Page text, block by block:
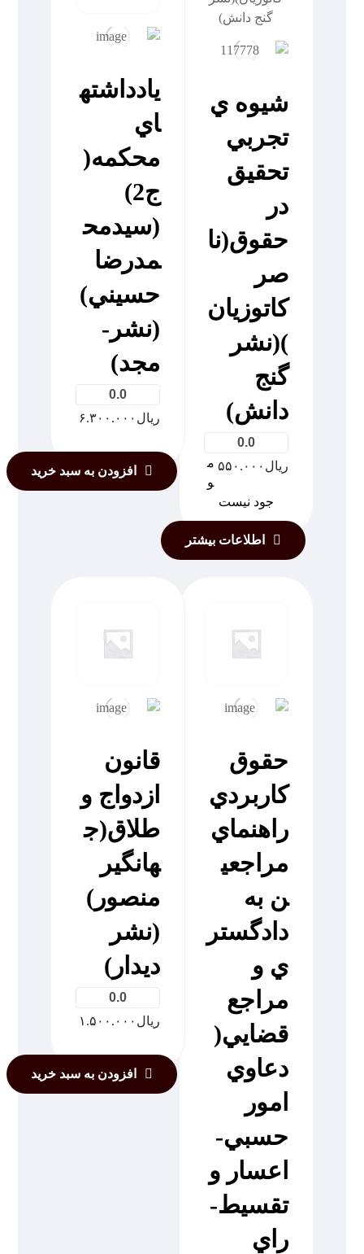
شيوه ي
تجربي
تحقيق
در
حقوق(نا
صر
کاتوزيان
)(نشر
گنج
دانش)
0.0
ریال ۵۵۰.۰۰۰ م
و
جود نیست
اطلاعات بیشتر
يادداشته
اي
محکمه(
ج2)
(سيدمح
مدرضا
حسيني)
(نشر-
مجد)
0.0
ریال ۶.۳۰۰.۰۰۰
افزودن به سبد خرید
حقوق
کاربردي
راهنماي
مراجعي
ن به
دادگستر
ي و
مراجع
قضايي(
دعاوي
امور
حسبي-
اعسار و
تقسيط-
راي
قانون
ازدواج و
طلاق(ج
هانگير
منصور)
(نشر
ديدار)
0.0
ریال ۱.۵۰۰.۰۰۰
افزودن به سبد خرید